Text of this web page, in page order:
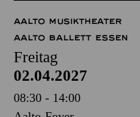
AALTO MUSIKTHEATER
AALTO BALLETT ESSEN
Freitag
02.04.2027
08:30 - 14:00